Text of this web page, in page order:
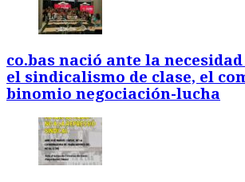
co.bas nació ante la
el sindicalismo de clase, el
binomio negociación-lucha